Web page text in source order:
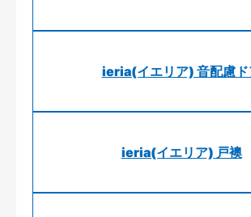
ieria(イエリア) 音配慮ド
ieria(イエリア) 戸襖